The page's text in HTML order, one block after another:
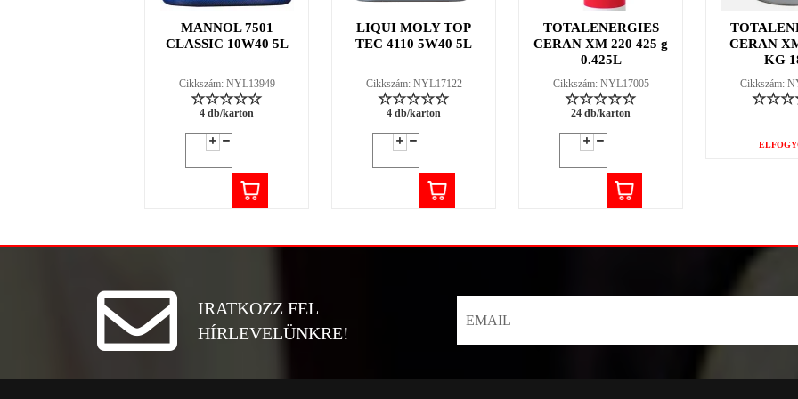
MANNOL 7501
CLASSIC 10W40 5L
Cikkszám: NYL13949
4 db/karton
LIQUI MOLY TOP
TEC 4110 5W40 5L
Cikkszám: NYL17122
4 db/karton
TOTALENERGIES
CERAN XM 220 425 g
0.425L
Cikkszám: NYL17005
24 db/karton
CERAN
KG
Cikkszám:
IRATKOZZ FEL
HÍRLEVELÜNKRE!